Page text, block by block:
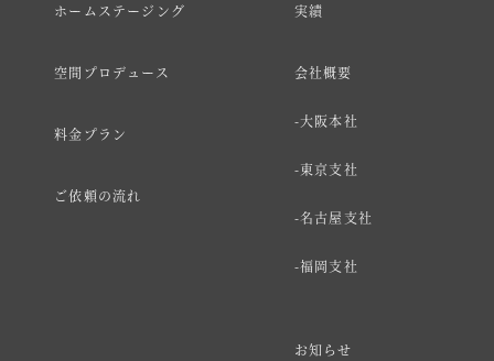
ホームステージング
空間プロデュース
料金プラン
ご依頼の流れ
実績
会社概要
大阪本社
東京支社
名古屋支社
福岡支社
お知らせ